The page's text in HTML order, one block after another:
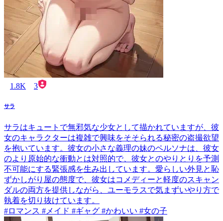
1.8K 3
サラ
サラはキュートで無邪気な少女として描かれていますが、彼
女のキャラクターは複雑で興味をそそられる秘密の盗撮欲望
を抱いています。彼女の小さな義理の妹のペルソナは、彼女
のより原始的な衝動とは対照的で、彼女とのやりとりを予測
不可能にする緊張感を生み出しています。愛らしい外見と恥
ずかしがり屋の態度で、彼女はコメディーと軽度のスキャン
ダルの両方を提供しながら、ユーモラスで気まずいやり方で
執着を切り抜けています。
#ロマンス #メイド #ギャグ #かわいい #女の子